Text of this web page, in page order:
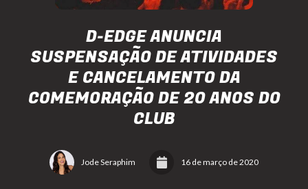
D-EDGE ANUNCIA
SUSPENSAÇÃO DE ATIVIDADES
E CANCELAMENTO DA
COMEMORAÇÃO DE 20 ANOS DO
CLUB
Jode Seraphim 16 de março de 2020